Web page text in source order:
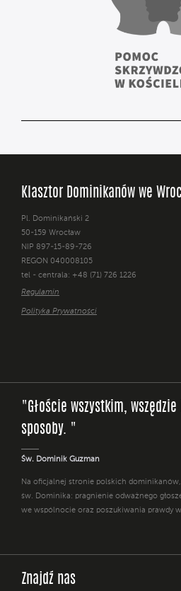
Klasztor Dominikanów we
Pl. Dominikański 2
50-159 Wrocław
NIP 897-15-89-726
REGON 040008105
tel - centrala: +48 (71) 726 1226
Regulamin
Polityka Prywatności
"Głoście wszystkim,
sposoby. "
Św. Dominik Guzman
Na oficjalnej stronie polskich
św. Dominika: pragnienie odważnego
we wspólnocie oraz poszukiwania prawdy
Znajdź nas